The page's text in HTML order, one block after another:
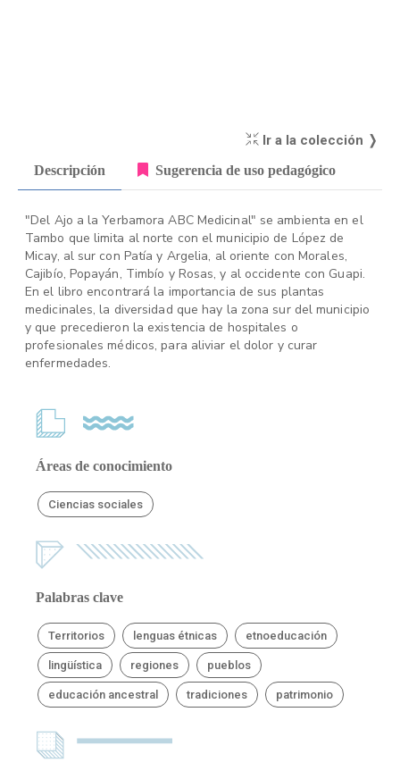
Ir a la colección ❭
Descripción Sugerencia de uso pedagógico
"Del Ajo a la Yerbamora ABC Medicinal" se ambienta en el
Tambo que limita al norte con el municipio de López de
Micay, al sur con Patía y Argelia, al oriente con Morales,
Cajibío, Popayán, Timbío y Rosas, y al occidente con Guapi.
En el libro encontrará la importancia de sus plantas
medicinales, la diversidad que hay la zona sur del municipio
y que precedieron la existencia de hospitales o
profesionales médicos, para aliviar el dolor y curar
enfermedades.
Áreas de conocimiento
Ciencias sociales
Palabras clave
Territorios lenguas étnicas etnoeducación
lingüística regiones pueblos
educación ancestral tradiciones patrimonio